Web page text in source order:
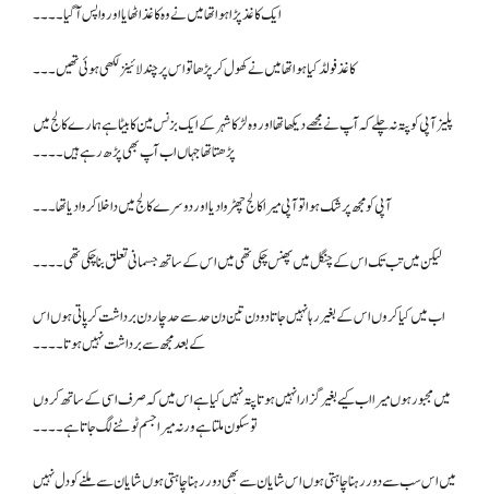
ایک کاغذ پڑا ہوا تھا میں نے وہ کاغذ اٹھایا اور واپس آ گیا۔۔۔۔
کاغذ فولڈ کیا ہوا تھا میں نے کھول کر پڑھا تو اس پر چند لائینز لکھی ہوئی تھیں۔۔۔
پلیز آپی کو پتہ نہ چلے کہ آپ نے مجھے دیکھا تھا اور وہ لڑکا شہر کے ایک بزنس مین کا بیٹا ہے ہمارے کالج میں
پڑھتا تھا جہاں اب آپ بھی پڑھ رہے ہیں۔۔۔۔
آپی کو مجھ پر شک ہوا تو آپی میرا کالج چھڑوا دیا اور دوسرے کالج میں داخلا کروا دیا تھا ۔۔۔
لیکن میں تب تک اس کے چنگل میں پھنس چکی تھی میں اس کے ساتھ جسمانی تعلق بنا چکی تھی۔۔۔۔
اب میں کیا کروں اس کے بغیر رہا نہیں جاتا دو دن تین دن حد سے حد چار دن برداشت کر پاتی ہوں اس
کے بعد مجھ سے برداشت نہیں ہوتا۔۔۔۔
میں مجبور ہوں میرا اب کیے بغیر گزارا نہیں ہوتا پتہ نہیں کیا ہے اس میں کہ صرف اسی کے ساتھ کروں
تو سکون ملتا ہے ورنہ میرا جسم ٹوٹنے لگ جاتا ہے۔۔۔۔
میں اس سب سے دور رہنا چاہتی ہوں اس شایان سے بھی دور رہنا چاہتی ہوں شایان سے ملنے کو دل نہیں